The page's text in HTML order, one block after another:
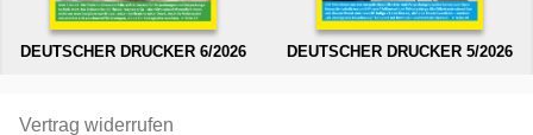
DEUTSCHER DRUCKER 6/2026 DEUTSCHER DRUCKER 5/2026
Vertrag widerrufen